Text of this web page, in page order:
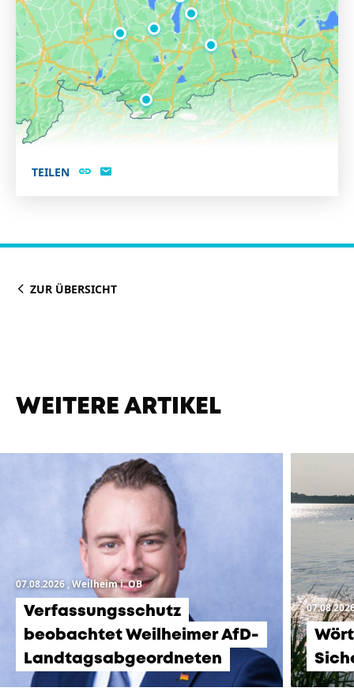
TEILEN
ZUR ÜBERSICHT
WEITERE ARTIKEL
07.08.2026, Weilheim i. OB
Verfassungsschutz
beobachtet Weilheimer AfD-
Landtagsabgeordneten